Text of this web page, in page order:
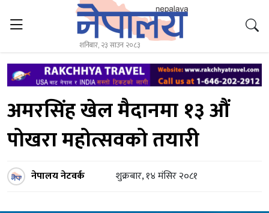
शनिबार, २३ साउन २०८३
अमरसिंह खेल मैदानमा १३ औं
पोखरा महोत्सवको तयारी
नेपालय नेटवर्क शुक्रबार, १४ मंसिर २०८१